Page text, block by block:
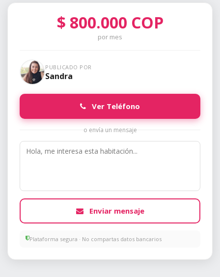
$ 800.000 COP
por mes
PUBLICADO POR
Sandra
Ver Teléfono
o envía un mensaje
Enviar mensaje
Plataforma segura · No compartas datos bancarios